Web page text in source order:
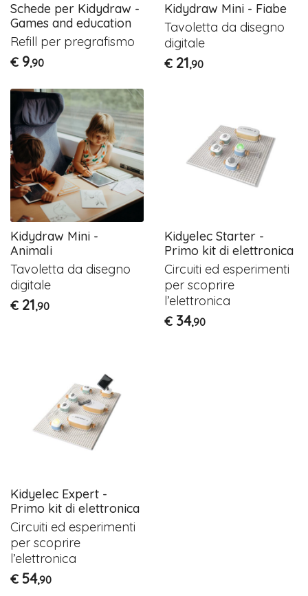
Schede per Kidydraw -
Games and education
Refill per pregrafismo
€ 9,90
Kidydraw Mini - Fiabe
Tavoletta da disegno
digitale
€ 21,90
Kidydraw Mini -
Animali
Tavoletta da disegno
digitale
€ 21,90
Kidyelec Starter -
Primo kit di elettronica
Circuiti ed esperimenti
per scoprire
l’elettronica
€ 34,90
Kidyelec Expert -
Primo kit di elettronica
Circuiti ed esperimenti
per scoprire
l’elettronica
€ 54,90